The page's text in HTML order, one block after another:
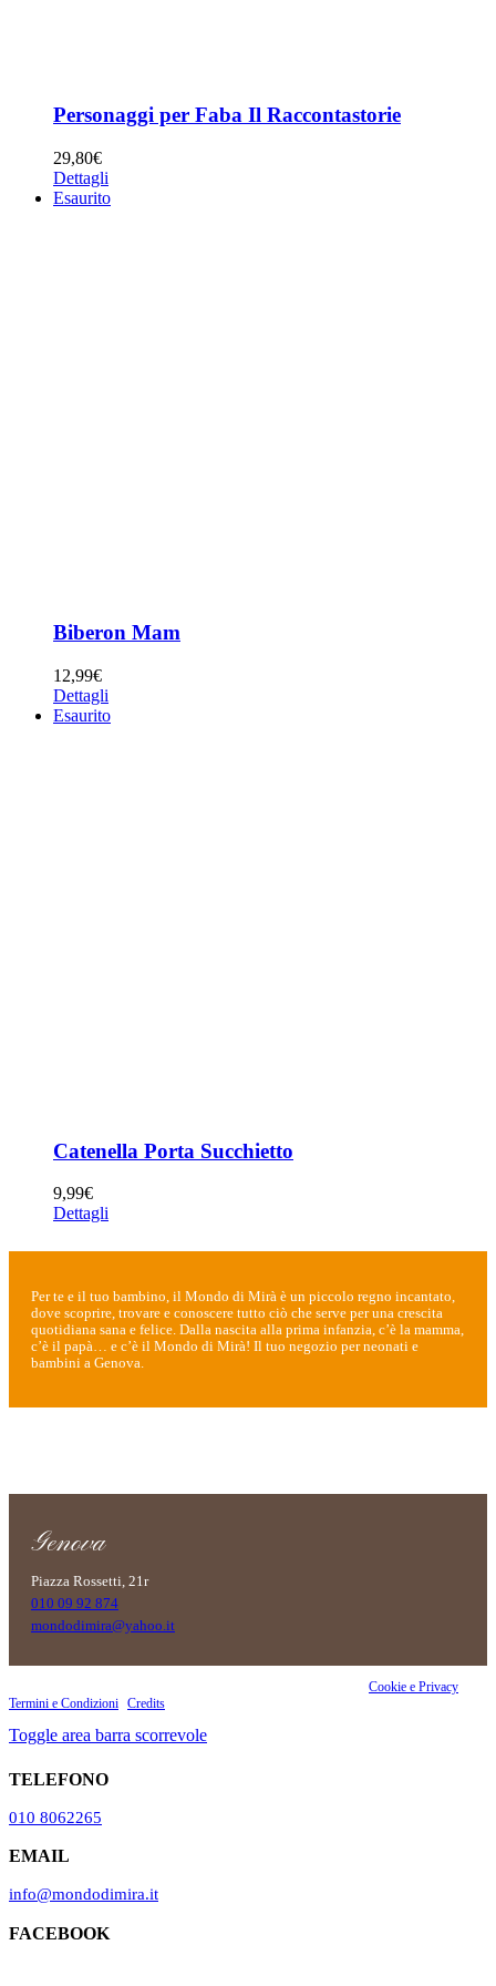
Personaggi per Faba Il Raccontastorie
29,80€
Dettagli
Esaurito
Biberon Mam
12,99€
Dettagli
Esaurito
Catenella Porta Succhietto
9,99€
Dettagli
Per te e il tuo bambino, il Mondo di Mirà è un piccolo regno incantato,
dove scoprire, trovare e conoscere tutto ciò che serve per una crescita
quotidiana sana e felice. Dalla nascita alla prima infanzia, c’è la mamma,
c’è il papà… e c’è il Mondo di Mirà! Il tuo negozio per neonati e
bambini a Genova.
Genova
Piazza Rossetti, 21r
010 09 92 874
mondodimira@yahoo.it
Cookie e Privacy
Termini e Condizioni Credits
Toggle area barra scorrevole
TELEFONO
010 8062265
EMAIL
info@mondodimira.it
FACEBOOK